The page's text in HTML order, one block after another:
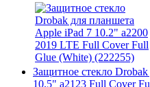
Защитное стекло
10.5" a2123 Full Cover